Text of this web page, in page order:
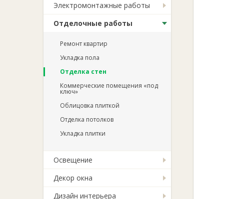
Электромонтажные работы
Отделочные работы
Ремонт квартир
Укладка пола
Отделка стен
Коммерческие помещения «под
ключ»
Облицовка плиткой
Отделка потолков
Укладка плитки
Освещение
Декор окна
Дизайн интерьера